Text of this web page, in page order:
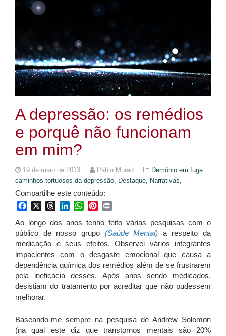
A depressão: os remédios
e porquê não funcionam
em mim?
19 de maio de 2013 Pablo Murad
Demônio em fuga:
caminhos tortuosos da depressão, Destaque, Narrativas,
Compartilhe este conteúdo:
FacebookThreadsLinkedInWhatsApp
Pinterest
Ao longo dos anos tenho feito várias pesquisas com o
público de nosso grupo (Saúde Mental) a respeito da
medicação e seus efeitos. Observei vários integrantes
impacientes com o desgaste emocional que causa a
dependência química dos remédios além de se frustrarem
pela ineficácia desses. Após anos sendo medicados,
desistiam do tratamento por acreditar que não pudessem
melhorar.
Baseando-me sempre na pesquisa de Andrew Solomon
(na qual este diz que transtornos mentais são 20%